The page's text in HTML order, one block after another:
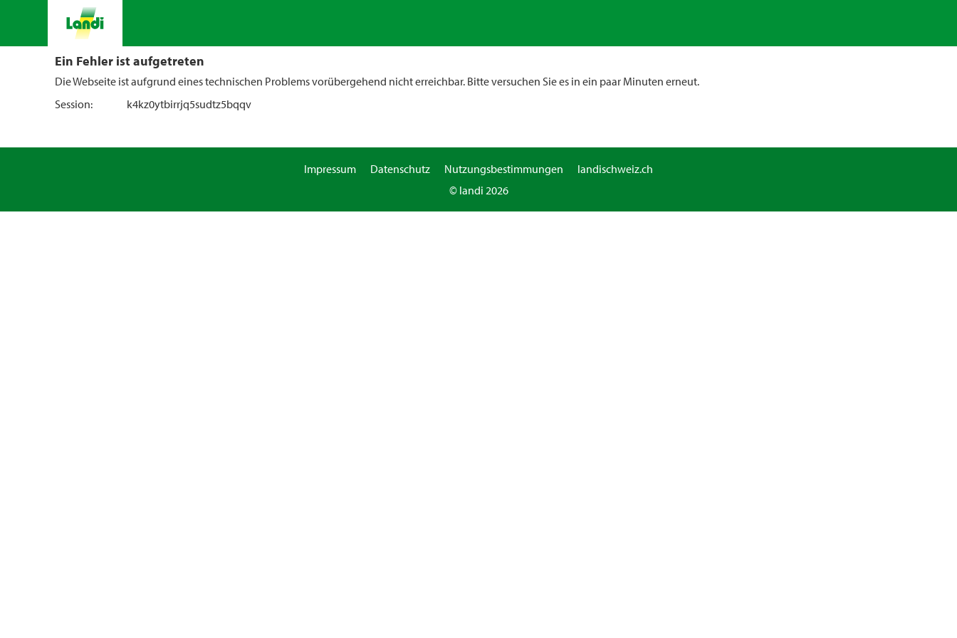
Ein Fehler ist aufgetreten
Die Webseite ist aufgrund eines technischen Problems vorübergehend nicht erreichbar. Bitte versuchen Sie es in ein paar Minuten erneut.
Session:
k4kz0ytbirrjq5sudtz5bqqv
Impressum Datenschutz Nutzungsbestimmungen
landischweiz.ch
© landi 2026